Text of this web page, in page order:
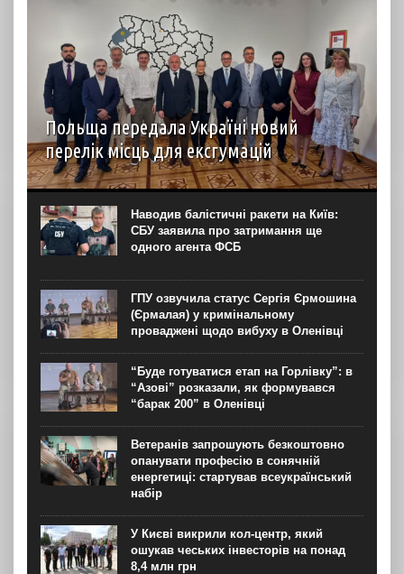
Польща передала Україні новий
перелік місць для ексгумацій
У Львові 5 серпня пройшло засідання Українсько-
польської робочої групи у справах гідних поховань, у
межах якого Польща передала перелік місць для
проведення подальших робіт на території України. Про
це...
Наводив балістичні ракети на Київ:
СБУ заявила про затримання ще
одного агента ФСБ
ГПУ озвучила статус Сергія Єрмошина
(Єрмалая) у кримінальному
проваджені щодо вибуху в Оленівці
“Буде готуватися етап на Горлівку”: в
“Азові” розказали, як формувався
“барак 200” в Оленівці
Ветеранів запрошують безкоштовно
опанувати професію в сонячній
енергетиці: стартував всеукраїнський
набір
У Києві викрили кол-центр, який
ошукав чеських інвесторів на понад
8,4 млн грн